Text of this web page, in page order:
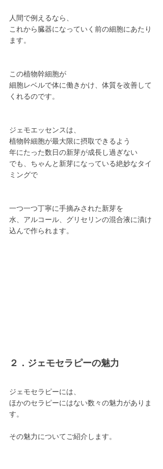
人間で例えるなら、
これから臓器になっていく前の細胞にあたり
ます。
この植物幹細胞が
細胞レベルで体に働きかけ、体質を改善して
くれるのです。
ジェモエッセンスは、
植物幹細胞が最大限に摂取できるよう
年にたった数日の新芽が成長し過ぎない
でも、ちゃんと新芽になっている絶妙なタイ
ミングで
一つ一つ丁寧に手摘みされた新芽を
水、アルコール、グリセリンの混合液に漬け
込んで作られます。
２．ジェモセラピーの魅力
ジェモセラピーには、
ほかのセラピーにはない数々の魅力がありま
す。
その魅力についてご紹介します。